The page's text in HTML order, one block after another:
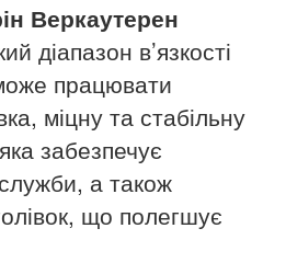
Веркаутерен
діапазон в’язкості
працювати
міцну та стабільну
забезпечує
а також
що полегшує